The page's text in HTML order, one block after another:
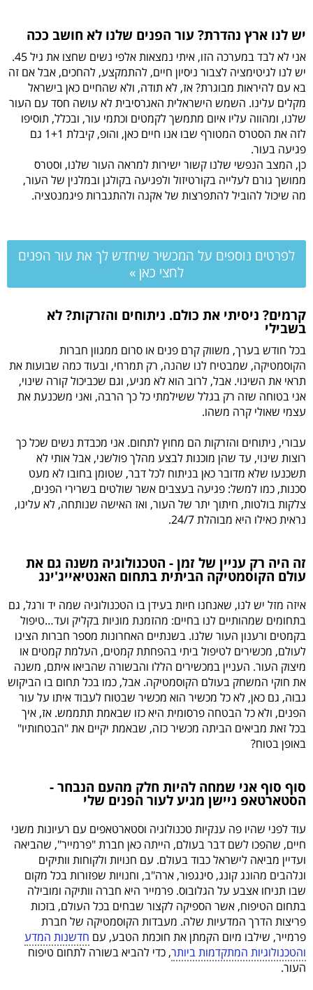
יש לנו ארץ נהדרת? עור הפנים שלנו לא חושב ככה
אני לא לבד במערכה הזו, איתי נמצאות אלפי נשים שחצו את גיל 45.
יש לנו לגיטימציה לצבור ניסיון חיים, להתמקצע, להחכים, אבל אם זה
בא עם להיראות מבוגרת? אז, לא תודה, ולא שהחיים כאן בישראל
מקלים עלינו. השמש הישראלית האגרסיבית לא עושה חסד עם העור
שלנו, ומהווה עליו איום מתמשך לקמטים וכתמי עור, ובכלל, תוסיפו
לזה את הסטרס המטורף שבו אנו חיים כאן, והופ, קיבלת 1+1 גם
פגיעה בעור.
כן, המצב הנפשי שלנו קשור ישירות למראה העור שלנו, וסטרס
ממושך גורם לעלייה בקורטיזול ולפגיעה בקולגן ובמלנין של העור,
מה שיכול להוביל להתפרצות של אקנה ולהתגברות פיגמנטציה.
לפרטים נוספים על המכשיר שיחדש לך את עור הפנים
לחצי כאן »
קרמים? ניסיתי את כולם. ניתוחים והזרקות? לא
בשבילי
בכל חודש בערך, משווק קרם פנים או סרום ממגוון חברות
הקוסמטיקה, שמבטיח לנו שהנה, רק תמרחי, ובעוד כמה שבועות את
תראי את השינוי. אבל, לרוב הוא לא מגיע, וגם שכביכול קורה שינוי,
אני בטוחה שזה רק בגלל ששילמתי כל כך הרבה, ואני משכנעת את
עצמי שאולי קרה משהו.
עבורי, ניתוחים והזרקות הם מחוץ לתחום. אני מכבדת נשים שכל כך
רוצות שינוי, עד שהן מוכנות לבצע מהלך פולשני, אבל אותי לא
תשכנעו שלא מדובר כאן בניתוח לכל דבר, שטומן בחובו לא מעט
סכנות, כמו למשל: פגיעה בעצבים אשר שולטים בשרירי הפנים,
צלקות בולטות, חיתוך יתר של העור, ואז האישה שנותחה, לא עלינו,
נראית כאילו היא מבוהלת 24/7.
זה היה רק עניין של זמן - הטכנולוגיה משנה גם את
עולם הקוסמטיקה הביתית בתחום האנטיאייג'ינג
איזה מזל יש לנו, שאנחנו חיות בעידן בו הטכנולוגיה שמה יד ורגל, גם
בתחומים שמהותיים לנו בחיים: מהזמנת מוניות בקליק ועד…טיפול
בקמטים ורענון העור שלנו. בשנתיים האחרונות מספר חברות הציגו
לעולם, מכשירים לטיפול ביתי בהפחתת קמטים, העלמת קמטים או
מיצוק העור. העניין במכשירים הללו והבשורה שהביאו איתם, משנה
את חוקי המשחק בעולם הקוסמטיקה. אבל, כמו בכל תחום בו הביקוש
גבוה, גם כאן, לא כל מכשיר הוא מכשיר שבטוח לעבוד איתו על עור
הפנים, ולא כל הבטחה פרסומית היא כזו שבאמת תתממש. אז, איך
בכל זאת מביאים הביתה מכשיר כזה, שבאמת יקיים את "הבטחותיו"
באופן בטוח?
סוף סוף אני שמחה להיות חלק מהעם הנבחר -
הסטארטאפ ניישן מגיע לעור הפנים שלי
עוד לפני שהיו פה ענקיות טכנולוגיה וסטארטאפים עם רעיונות משני
חיים, שהפכו לשם דבר בעולם, הייתה כאן חברת "פרמייר", שהביאה
ועדיין מביאה לישראל כבוד בעולם. עם חנויות ולקוחות וותיקים
ונלהבים מהונג קונג, סינגפור, ארה"ב, וחנויות שפזורות בכל מקום
שבו תניחו אצבע על הגלובוס. פרמייר היא חברה וותיקה ומובילה
בתחום הטיפוח, אשר הספיקה לקצור שבחים בכל העולם, בזכות
פריצות הדרך המדעיות שלה. מעבדות הקוסמטיקה של חברת
פרמייר, שילבו מיום הקמתן את חוכמת הטבע, עם חדשנות המדע
והטכנולוגיות המתקדמות ביותר, כדי להביא בשורה לתחום טיפוח
העור.